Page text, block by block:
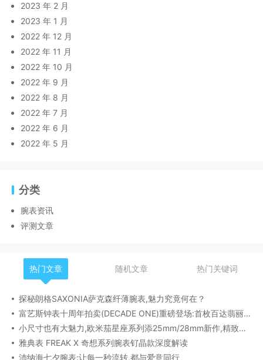
2023 年 2 月
2023 年 1 月
2022 年 12 月
2022 年 11 月
2022 年 10 月
2022 年 9 月
2022 年 8 月
2022 年 7 月
2022 年 6 月
2022 年 5 月
分类
腕表资讯
评测文章
热门文章 随机文章 热门关键词
探秘朗格SAXONIA萨克森纤薄腕表,魅力究竟何在？
富艺斯钟表十周年拍卖(DECADE ONE)重磅登场:首枚百达翡丽1518精钢腕表领衔呈献
小尺寸也有大魅力,欧米茄星座系列添25mm/28mm新作,精致感拉满
雅典表 FREAK X 奇想系列腕表钌晶款深度解读​
沛纳海七夕腕表:让每一秒流转,都与爱意同行